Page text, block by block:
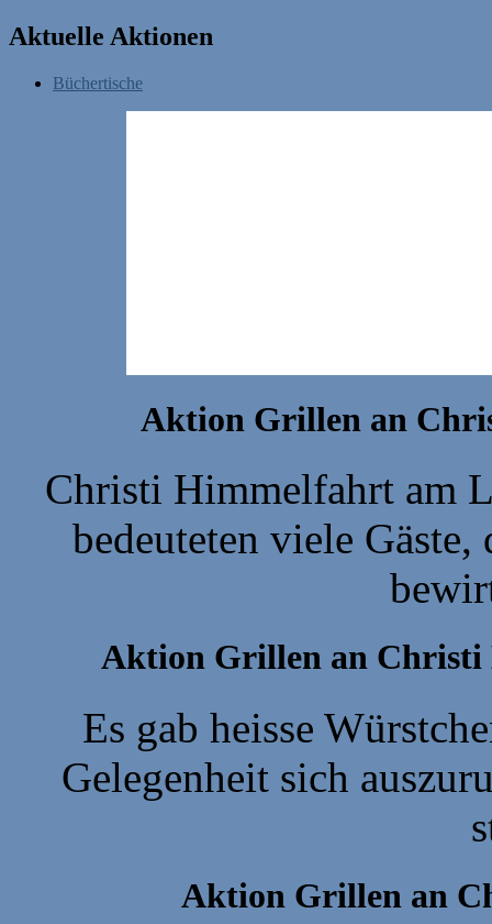
Aktuelle Aktionen
Büchertische
Aktion Grillen an
Christi Himmelfahrt am
bedeuteten viele
Aktion Grillen an Christi
Es gab heisse
Gelegenheit sich
Aktion Grillen an